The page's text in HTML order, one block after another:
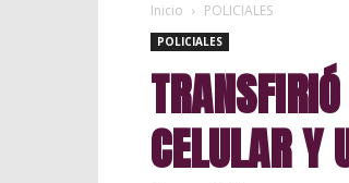
Inicio POLICIALES
POLICIALES
CELULAR Y